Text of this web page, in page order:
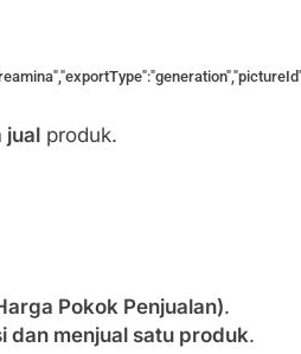
jual produk.
Pokok Penjualan).
dan menjual satu produk.